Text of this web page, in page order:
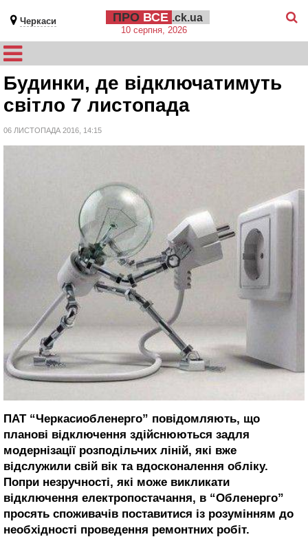
Черкаси ПРО ВСЕ .ck.ua
10 серпня, 2026
Будинки, де відключатимуть
світло 7 листопада
06 ЛИСТОПАДА 2016, 14:15
ПАТ “Черкасиобленерго” повідомляють, що
планові відключення здійснюються задля
модернізації розподільчих ліній, які вже
відслужили свій вік та вдосконалення обліку.
Попри незручності, які може викликати
відключення електропостачання, в “Обленерго”
просять споживачів поставитися із розумінням до
необхідності проведення ремонтних робіт.